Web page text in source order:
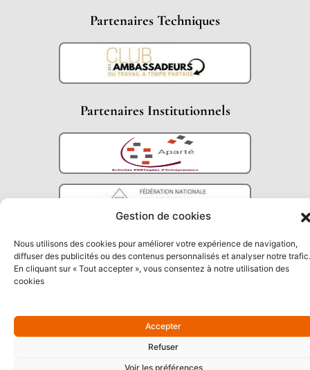
Gestion de cookies
Nous utilisons des cookies pour améliorer votre expérience de navigation,
diffuser des publicités ou des contenus personnalisés et analyser notre trafic.
En cliquant sur « Tout accepter », vous consentez à notre utilisation des
cookies
Accepter
Refuser
Voir les préférences
Partenaires Techniques
Partenaires Institutionnels